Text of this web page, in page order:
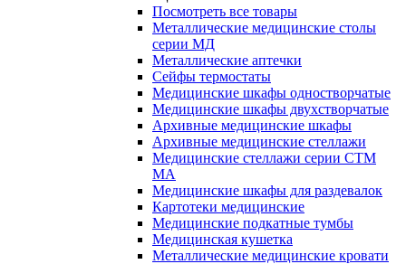
Посмотреть все товары
Металлические медицинские столы
серии МД
Металлические аптечки
Сейфы термостаты
Медицинские шкафы одностворчатые
Медицинские шкафы двухстворчатые
Архивные медицинские шкафы
Архивные медицинские стеллажи
Медицинские стеллажи серии СТМ
МА
Медицинские шкафы для раздевалок
Картотеки медицинские
Медицинские подкатные тумбы
Медицинская кушетка
Металлические медицинские кровати